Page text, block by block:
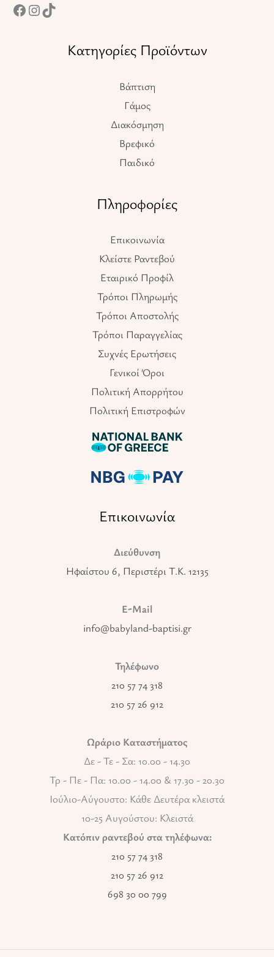
Κατηγορίες Προϊόντων
Βάπτιση
Γάμος
Διακόσμηση
Βρεφικό
Παιδικό
Πληροφορίες
Επικοινωνία
Κλείστε Ραντεβού
Εταιρικό Προφίλ
Τρόποι Πληρωμής
Τρόποι Αποστολής
Τρόποι Παραγγελίας
Συχνές Ερωτήσεις
Γενικοί Όροι
Πολιτική Απορρήτου
Πολιτική Επιστροφών
Επικοινωνία
Διεύθυνση
Ηφαίστου 6, Περιστέρι T.K. 12135
E-Mail
info@babyland-baptisi.gr
Τηλέφωνο
210 57 74 318
210 57 26 912
Ωράριο Καταστήματος
Δε - Τε - Σα: 10.00 - 14.30
Τρ - Πε - Πα: 10.00 - 14.00 & 17.30 - 20.30
Ιούλιο-Αύγουστο: Κάθε Δευτέρα κλειστά
10-25 Αυγούστου: Κλειστά
Κατόπιν ραντεβού στα τηλέφωνα:
210 57 74 318
210 57 26 912
698 30 00 799